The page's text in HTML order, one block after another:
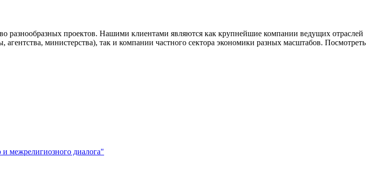
разнообразных проектов. Нашими клиентами являются как крупнейшие компании ведущих отраслей
агентства, министерства), так и компании частного сектора экономики разных масштабов. Посмотреть
межрелигиозного диалога"